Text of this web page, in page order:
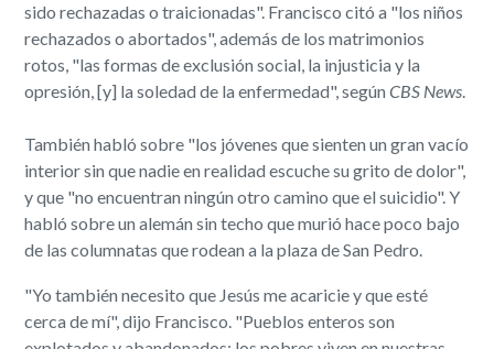
sido rechazadas o traicionadas". Francisco citó a "los niños
rechazados o abortados", además de los matrimonios
rotos, "las formas de exclusión social, la injusticia y la
opresión, [y] la soledad de la enfermedad", segúnCBS News.
También habló sobre "los jóvenes que sienten un gran vacío
interior sin que nadie en realidad escuche su grito de dolor",
y que "no encuentran ningún otro camino que el suicidio". Y
habló sobre un alemán sin techo que murió hace poco bajo
de las columnatas que rodean a la plaza de San Pedro.
"Yo también necesito que Jesús me acaricie y que esté
cerca de mí", dijo Francisco. "Pueblos enteros son